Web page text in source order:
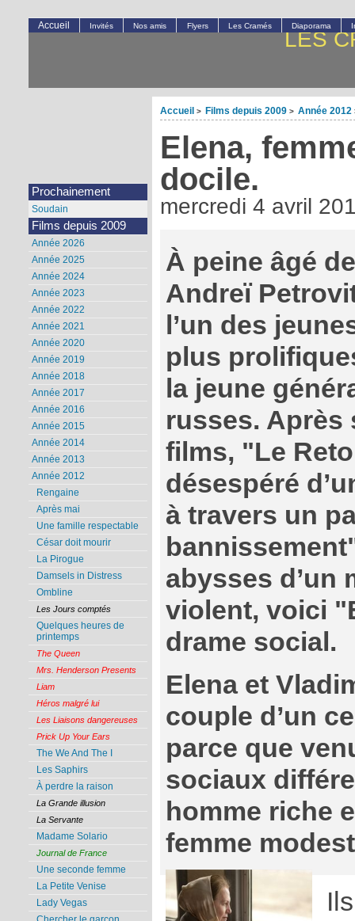
LES
Accueil > Films depuis 2009 > Année 2012
Elena,
docile.
mercredi 4 avril
À peine âgé
Andreï
l’un des
plus
la jeune
russes. Après
films, "Le
désespéré
à travers un
abysses d’un
violent, voici
drame social.
Elena et
couple d’un
parce que
sociaux
homme riche
femme
Accueil Invités Nos amis Flyers Les Cramés Diaporama
Prochainement
Soudain
Films depuis 2009
Année 2026
Année 2025
Année 2024
Année 2023
Année 2022
Année 2021
Année 2020
Année 2019
Année 2018
Année 2017
Année 2016
Année 2015
Année 2014
Année 2013
Année 2012
Rengaine
Après mai
Une famille respectable
César doit mourir
La Pirogue
Damsels in Distress
Ombline
Les Jours comptés
Quelques heures de
printemps
The Queen
Mrs. Henderson Presents
Liam
Héros malgré lui
Les Liaisons dangereuses
Prick Up Your Ears
The We And The I
Les Saphirs
À perdre la raison
La Grande illusion
La Servante
Madame Solario
Journal de France
Une seconde femme
La Petite Venise
Lady Vegas